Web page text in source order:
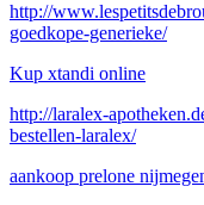
http://
goedkope-generieke/
Kup xtandi online
http://laralex-
bestellen-laralex/
aankoop prelone